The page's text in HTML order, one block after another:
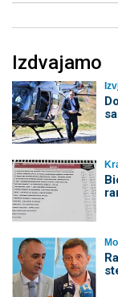
Izdvajamo